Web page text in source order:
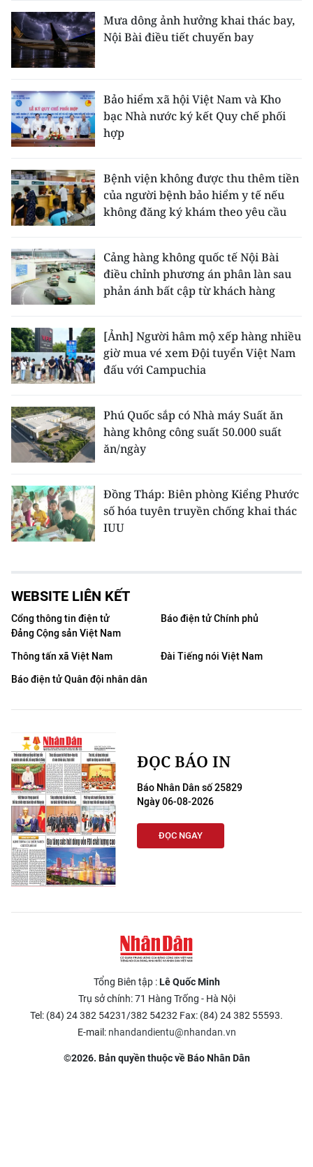
Mưa dông ảnh hưởng khai thác bay,
Nội Bài điều tiết chuyến bay
Bảo hiểm xã hội Việt Nam và Kho
bạc Nhà nước ký kết Quy chế phối
hợp
Bệnh viện không được thu thêm tiền
của người bệnh bảo hiểm y tế nếu
không đăng ký khám theo yêu cầu
Cảng hàng không quốc tế Nội Bài
điều chỉnh phương án phân làn sau
phản ánh bất cập từ khách hàng
[Ảnh] Người hâm mộ xếp hàng nhiều
giờ mua vé xem Đội tuyển Việt Nam
đấu với Campuchia
Phú Quốc sắp có Nhà máy Suất ăn
hàng không công suất 50.000 suất
ăn/ngày
Đồng Tháp: Biên phòng Kiểng Phước
số hóa tuyên truyền chống khai thác
IUU
WEBSITE LIÊN KẾT
Cổng thông tin điện tử
Đảng Cộng sản Việt Nam
Báo điện tử Chính phủ
Thông tấn xã Việt Nam
Đài Tiếng nói Việt Nam
Báo điện tử Quân đội nhân dân
ĐỌC BÁO IN
Báo Nhân Dân số 25829
Ngày 06-08-2026
ĐỌC NGAY
Tổng Biên tập :Lê Quốc Minh
Trụ sở chính: 71 Hàng Trống - Hà Nội
Tel: (84) 24 382 54231/382 54232 Fax: (84) 24 382 55593.
E-mail: nhandandientu@nhandan.vn
©2026. Bản quyền thuộc về Báo Nhân Dân